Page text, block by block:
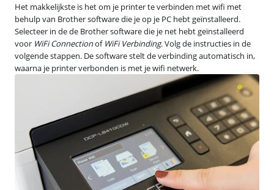
Het makkelijkste is het om je printer te verbinden met wifi met
behulp van Brother software die je op je PC hebt geïnstalleerd.
Selecteer in de de Brother software die je net hebt geïnstalleerd
voor WiFi Connectionof WiFi Verbinding. Volg de instructies in de
volgende stappen. De software stelt de verbinding automatisch in,
waarna je printer verbonden is met je wifi netwerk.